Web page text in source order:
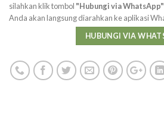
silahkan klik tombol "Hubungi via WhatsApp"
Anda akan langsung diarahkan ke aplikasi
HUBUNGI VIA